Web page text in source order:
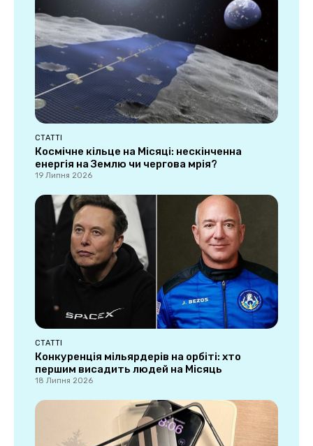
СТАТТІ
Космічне кільце на Місяці: нескінченна
енергія на Землю чи чергова мрія?
19 Липня 2026
СТАТТІ
Конкуренція мільярдерів на орбіті: хто
першим висадить людей на Місяць
18 Липня 2026